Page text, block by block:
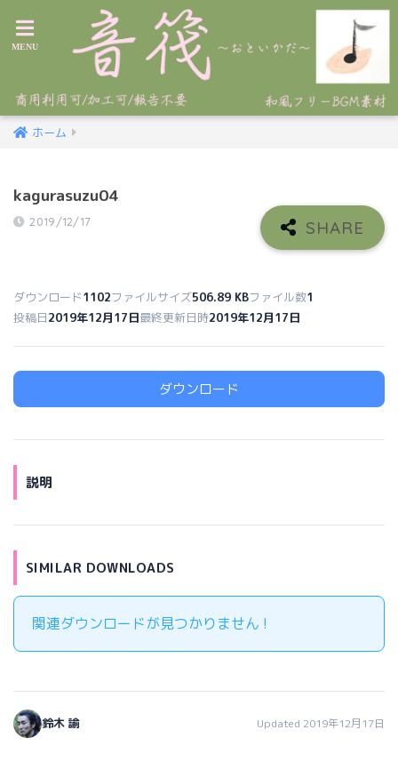
ホーム
kagurasuzu04
2019/12/17
ダウンロード1102ファイルサイズ506.89 KBファイル数1
投稿日2019年12月17日最終更新日時2019年12月17日
ダウンロード
説明
SIMILAR DOWNLOADS
関連ダウンロードが見つかりません !
鈴木 諭 Updated 2019年12月17日